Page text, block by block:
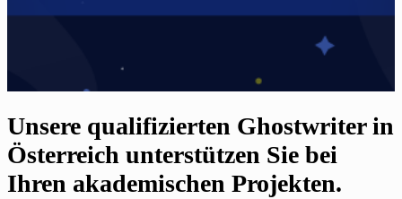
Unsere qualifizierten Ghostwriter in
Österreich unterstützen Sie bei
Ihren akademischen Projekten.